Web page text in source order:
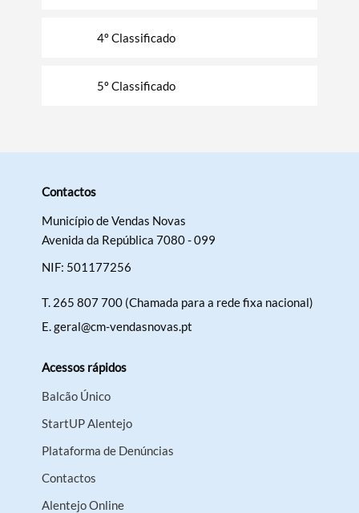
4º Classificado
5º Classificado
Contactos
Município de Vendas Novas
Avenida da República 7080 - 099
NIF: 501177256
T. 265 807 700 (Chamada para a rede fixa nacional)
E.geral@cm-vendasnovas.pt
Acessos rápidos
Balcão Único
StartUP Alentejo
Plataforma de Denúncias
Contactos
Alentejo Online